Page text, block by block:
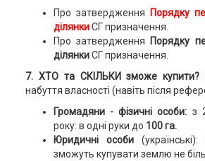
Про затвердження
Порядку
ділянкиСГ призначення.
Про затвердження Порядку
ділянкиСГ призначення.
7. ХТО та СКІЛЬКИ зможе купити?
набуття власності (навіть після
Громадяни - фізичні особи: з
року: в одні руки до 100 га.
Юридичні особи
зможуть купувати землю не